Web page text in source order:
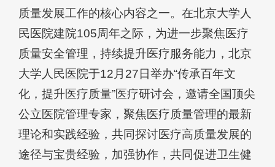
质量发展工作的核心内容之一。在北京大学人
民医院建院105周年之际，为进一步聚焦医疗
质量安全管理，持续提升医疗服务能力，北京
大学人民医院于12月27日举办“传承百年文
化，提升医疗质量”医疗研讨会，邀请全国顶尖
公立医院管理专家，聚焦医疗质量管理的最新
理论和实践经验，共同探讨医疗高质量发展的
途径与宝贵经验，加强协作，共同促进卫生健